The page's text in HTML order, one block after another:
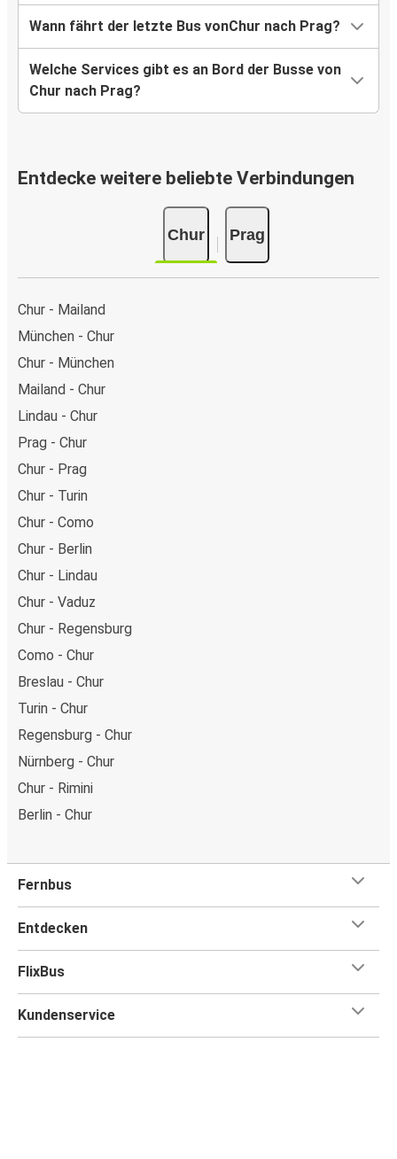
Wann fährt der letzte Bus vonChur nach Prag?
Welche Services gibt es an Bord der Busse von
Chur nach Prag?
Entdecke weitere beliebte Verbindungen
Chur Prag
Chur - Mailand
München - Chur
Chur - München
Mailand - Chur
Lindau - Chur
Prag - Chur
Chur - Prag
Chur - Turin
Chur - Como
Chur - Berlin
Chur - Lindau
Chur - Vaduz
Chur - Regensburg
Como - Chur
Breslau - Chur
Turin - Chur
Regensburg - Chur
Nürnberg - Chur
Chur - Rimini
Berlin - Chur
Fernbus
Entdecken
FlixBus
Kundenservice